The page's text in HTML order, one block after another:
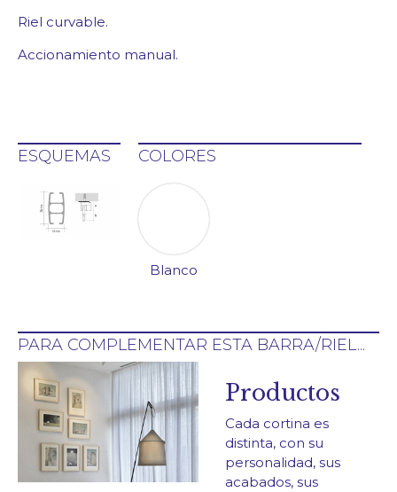
Riel curvable.
Accionamiento manual.
ESQUEMAS COLORES
Blanco
PARA COMPLEMENTAR ESTA BARRA/RIEL...
Productos
Cada cortina es
distinta, con su
personalidad, sus
acabados, sus